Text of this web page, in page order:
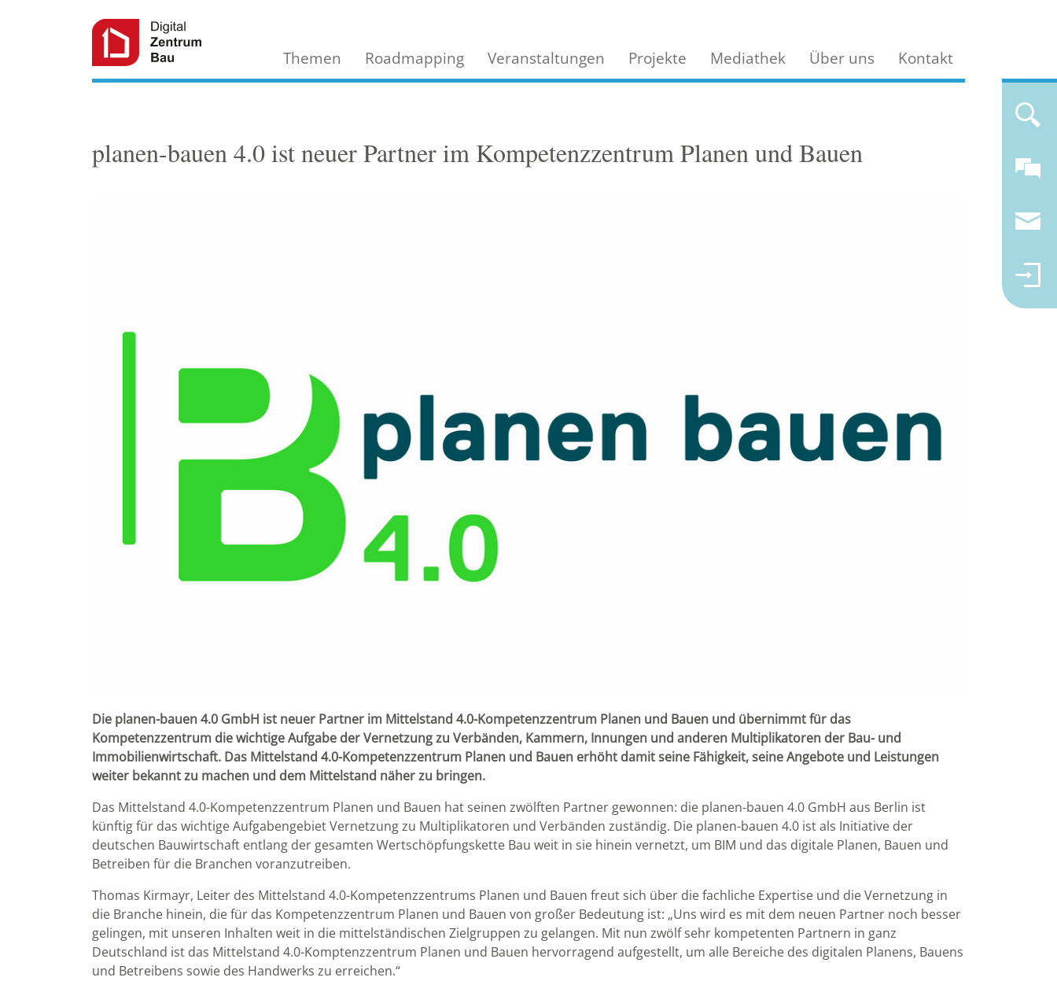
Themen Roadmapping Veranstaltungen Projekte Mediathek Über uns Kontakt
planen-bauen 4.0 ist neuer Partner im Kompetenzzentrum Planen und Bauen
Die planen-bauen 4.0 GmbH ist neuer Partner im Mittelstand 4.0-Kompetenzzentrum Planen und Bauen und übernimmt für das
Kompetenzzentrum die wichtige Aufgabe der Vernetzung zu Verbänden, Kammern, Innungen und anderen Multiplikatoren der Bau- und
Immobilienwirtschaft. Das Mittelstand 4.0-Kompetenzzentrum Planen und Bauen erhöht damit seine Fähigkeit, seine Angebote und Leistungen
weiter bekannt zu machen und dem Mittelstand näher zu bringen.
Das Mittelstand 4.0-Kompetenzzentrum Planen und Bauen hat seinen zwölften Partner gewonnen: die planen-bauen 4.0 GmbH aus Berlin ist
künftig für das wichtige Aufgabengebiet Vernetzung zu Multiplikatoren und Verbänden zuständig. Die planen-bauen 4.0 ist als Initiative der
deutschen Bauwirtschaft entlang der gesamten Wertschöpfungskette Bau weit in sie hinein vernetzt, um BIM und das digitale Planen, Bauen und
Betreiben für die Branchen voranzutreiben.
Thomas Kirmayr, Leiter des Mittelstand 4.0-Kompetenzzentrums Planen und Bauen freut sich über die fachliche Expertise und die Vernetzung in
die Branche hinein, die für das Kompetenzzentrum Planen und Bauen von großer Bedeutung ist: „Uns wird es mit dem neuen Partner noch besser
gelingen, mit unseren Inhalten weit in die mittelständischen Zielgruppen zu gelangen. Mit nun zwölf sehr kompetenten Partnern in ganz
Deutschland ist das Mittelstand 4.0-Komptenzzentrum Planen und Bauen hervorragend aufgestellt, um alle Bereiche des digitalen Planens, Bauens
und Betreibens sowie des Handwerks zu erreichen.“